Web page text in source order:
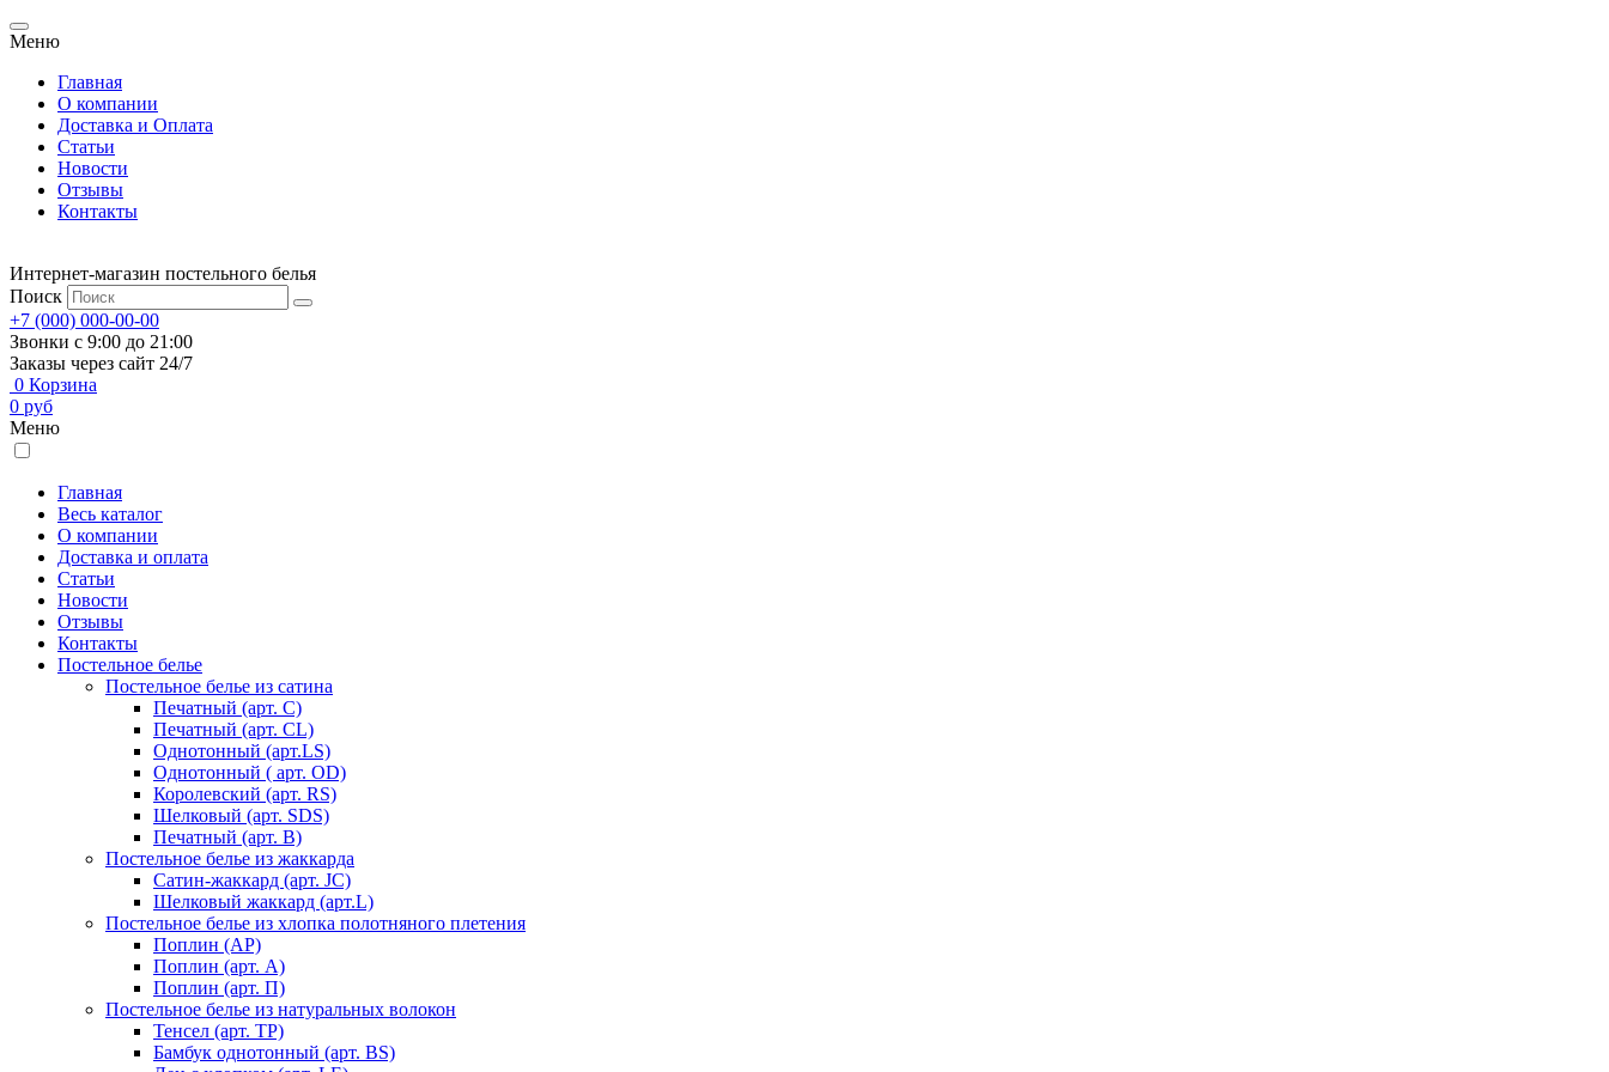
Меню
Главная
О компании
Доставка и Оплата
Статьи
Новости
Отзывы
Контакты
Интернет-магазин постельного белья
Поиск
+7 (000) 000-00-00
Звонки с 9:00 до 21:00
Заказы через сайт 24/7
0 Корзина
0 руб
Меню
Главная
Весь каталог
О компании
Доставка и оплата
Статьи
Новости
Отзывы
Контакты
Постельное белье
Постельное белье из сатина
Печатный (арт. С)
Печатный (арт. СL)
Однотонный (арт.LS)
Однотонный ( арт. OD)
Королевский (арт. RS)
Шелковый (арт. SDS)
Печатный (арт. В)
Постельное белье из жаккарда
Сатин-жаккард (арт. JC)
Шелковый жаккард (арт.L)
Постельное белье из хлопка полотняного плетения
Поплин (AP)
Поплин (арт. А)
Поплин (арт. П)
Постельное белье из натуральных волокон
Тенсел (арт. ТР)
Бамбук однотонный (арт. BS)